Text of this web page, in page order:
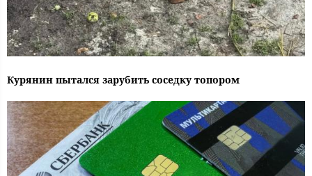
Курянин пытался зарубить соседку топором